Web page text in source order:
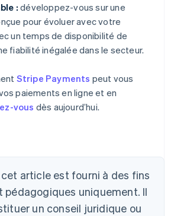
:développez-vous sur une
pour évoluer avec votre
un temps de disponibilité de
fiabilité inégalée dans le secteur.
Stripe Payments peut vous
paiements en ligne et en
vous dès aujourd’hui.
article est fourni à des fins
pédagogiques uniquement. Il
un conseil juridique ou